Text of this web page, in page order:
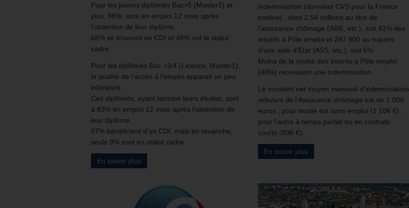
Pour les jeunes diplômés Bac+5 (Master2) et
plus, 88%, sont en emploi 12 mois après
l’obtention de leur diplôme.
68% se trouvent en CDI et 48% ont le statut
cadre.
Pour les diplômés Bac +3/4 (Licence, Master1),
la qualité de l’accès à l’emploi apparait un peu
inférieure.
Ces diplômés, ayant terminé leurs études, sont
à 83% en emploi 12 mois après l’obtention de
leur diplôme.
57% bénéficient d’un CDI, mais en revanche,
seuls 9% sont en statut cadre
En savoir plus
indemnisation (données CVS pour la France
entière) , dont 2,54 millions au titre de
l’assurance chômage (ARE, etc.), soit 41% des
inscrits à Pôle emploi et 287 800 au travers
d’une aide d’Etat (ASS, etc.), soit 5% .
Moins de la moitié des inscrits à Pôle emploi
(48%) recevaient une indemnisation.
Le montant net moyen mensuel d’indemnisation
relevant de l’Assurance chômage est de 1 006
euros ; pour moitié est sans emploi (1 106 €),
pour l’autre à temps partiel ou en contrats
courts (806 €).
En savoir plus